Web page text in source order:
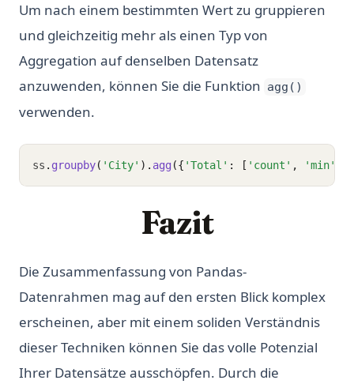
Um nach einem bestimmten Wert zu gruppieren
und gleichzeitig mehr als einen Typ von
Aggregation auf denselben Datensatz
anzuwenden, können Sie die Funktion agg()
verwenden.
ss . groupby( 'City' ). agg ({ 'Total' : [ 'count' , 'min'
Fazit
Die Zusammenfassung von Pandas-
Datenrahmen mag auf den ersten Blick komplex
erscheinen, aber mit einem soliden Verständnis
dieser Techniken können Sie das volle Potenzial
Ihrer Datensätze ausschöpfen. Durch die